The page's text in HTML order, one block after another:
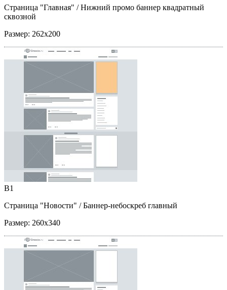
Страница "Главная" / Нижний промо баннер квадратный
сквозной
Размер: 262x200
B1
Страница "Новости" / Баннер-небоскреб главный
Размер: 260x340